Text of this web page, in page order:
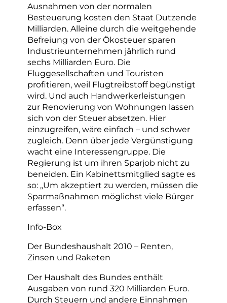
Ausnahmen von der normalen
Besteuerung kosten den Staat Dutzende
Milliarden. Alleine durch die weitgehende
Befreiung von der Ökosteuer sparen
Industrieunternehmen jährlich rund
sechs Milliarden Euro. Die
Fluggesellschaften und Touristen
profitieren, weil Flugtreibstoff begünstigt
wird. Und auch Handwerkerleistungen
zur Renovierung von Wohnungen lassen
sich von der Steuer absetzen. Hier
einzugreifen, wäre einfach – und schwer
zugleich. Denn über jede Vergünstigung
wacht eine Interessengruppe. Die
Regierung ist um ihren Sparjob nicht zu
beneiden. Ein Kabinettsmitglied sagte es
so: „Um akzeptiert zu werden, müssen die
Sparmaßnahmen möglichst viele Bürger
erfassen“.
Info-Box
Der Bundeshaushalt 2010 – Renten,
Zinsen und Raketen
Der Haushalt des Bundes enthält
Ausgaben von rund 320 Milliarden Euro.
Durch Steuern und andere Einnahmen